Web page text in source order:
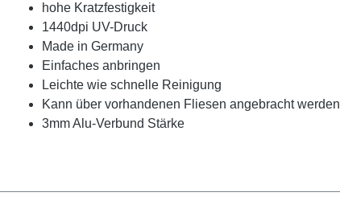
hohe Kratzfestigkeit
1440dpi UV-Druck
Made in Germany
Einfaches anbringen
Leichte wie schnelle Reinigung
Kann über vorhandenen Fliesen angebracht werden
3mm Alu-Verbund Stärke